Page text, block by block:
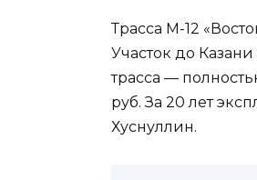
Трасса М-12
Участок до
трасса —
руб. За 20 лет
Хуснуллин.